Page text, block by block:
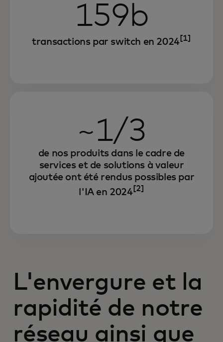
159b
transactions par switch en 2024[1]
~1/3
de nos produits dans le cadre de
services et de solutions à valeur
ajoutée ont été rendus possibles par
l'IA en 2024 [2]
L'envergure et la
rapidité de notre
réseau ainsi que